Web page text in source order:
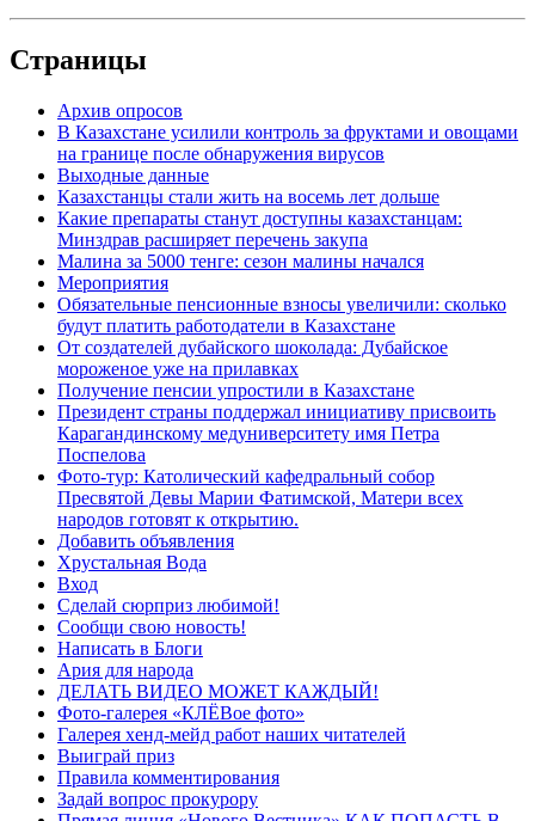
Страницы
Архив опросов
В Казахстане усилили контроль за фруктами и овощами
на границе после обнаружения вирусов
Выходные данные
Казахстанцы стали жить на восемь лет дольше
Какие препараты станут доступны казахстанцам:
Минздрав расширяет перечень закупа
Малина за 5000 тенге: сезон малины начался
Мероприятия
Обязательные пенсионные взносы увеличили: сколько
будут платить работодатели в Казахстане
От создателей дубайского шоколада: Дубайское
мороженое уже на прилавках
Получение пенсии упростили в Казахстане
Президент страны поддержал инициативу присвоить
Карагандинскому медуниверситету имя Петра
Поспелова
Фото-тур: Католический кафедральный собор
Пресвятой Девы Марии Фатимской, Матери всех
народов готовят к открытию.
Добавить объявления
Хрустальная Вода
Вход
Сделай сюрприз любимой!
Сообщи свою новость!
Написать в Блоги
Ария для народа
ДЕЛАТЬ ВИДЕО МОЖЕТ КАЖДЫЙ!
Фото-галерея «КЛЁВое фото»
Галерея хенд-мейд работ наших читателей
Выиграй приз
Правила комментирования
Задай вопрос прокурору